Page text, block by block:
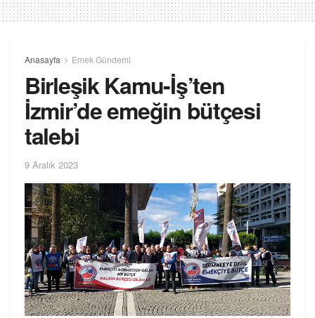
Anasayfa Emek Gündemi
Birleşik Kamu-İş’ten
İzmir’de emeğin bütçesi
talebi
9 Aralık 2023